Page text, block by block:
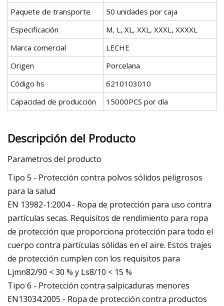
Paquete de transporte
50 unidades por caja
Especificación
M, L, XL, XXL, XXXL, XXXXL
Marca comercial
LECHE
Origen
Porcelana
Código hs
6210103010
Capacidad de producción
15000PCS por día
Descripción del Producto
Parametros del producto
Tipo 5 - Protección contra polvos sólidos peligrosos
para la salud
EN 13982-1:2004 - Ropa de protección para uso contra
partículas secas. Requisitos de rendimiento para ropa
de protección que proporciona protección para todo el
cuerpo contra partículas sólidas en el aire. Estos trajes
de protección cumplen con los requisitos para
Ljmn82/90 < 30 % y Ls8/10 < 15 %
Tipo 6 - Protección contra salpicaduras menores
EN13034:2005 - Ropa de protección contra productos